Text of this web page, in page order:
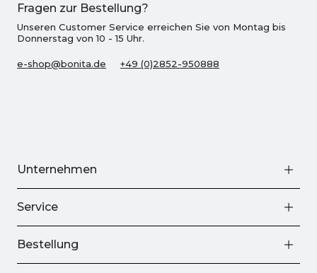
Fragen zur Bestellung?
Unseren Customer Service erreichen Sie von Montag bis
Donnerstag von 10 - 15 Uhr.
e-shop@bonita.de +49 (0)2852-950888
Unternehmen
Service
Bestellung